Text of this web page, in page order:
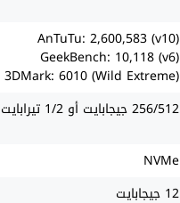
AnTuTu: 2,600,583 (v10)
GeekBench: 10,118 (v6)
3DMark: 6010 (Wild Extreme)
256/512 جيجابايت أو 1/2 تيرابايت
NVMe
12 جيجابايت